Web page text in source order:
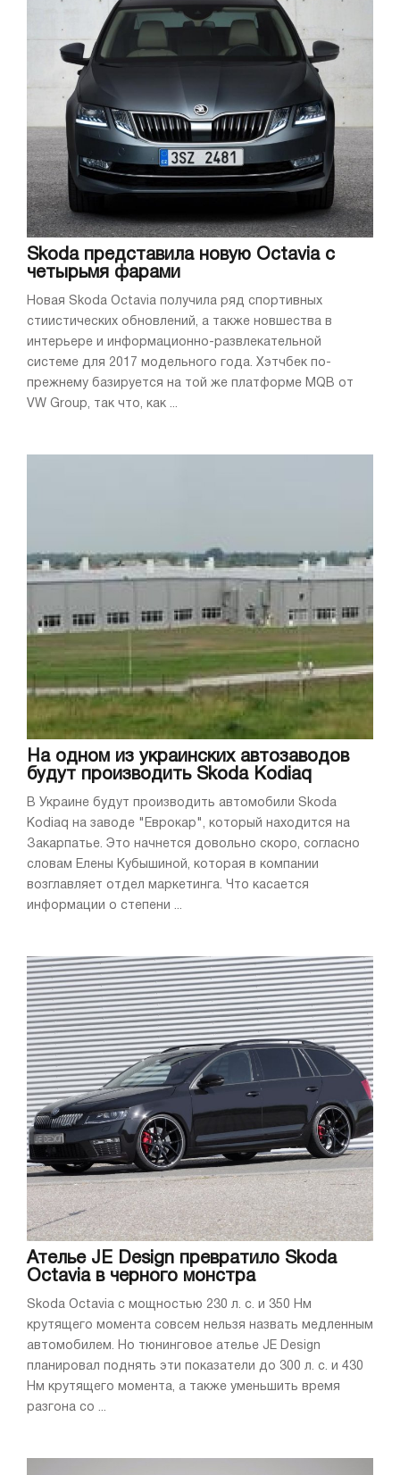
Skoda представила новую Octavia с
четырьмя фарами
Новая Skoda Octavia получила ряд спортивных
стиистических обновлений, а также новшества в
интерьере и информационно-развлекательной
системе для 2017 модельного года. Хэтчбек по-
прежнему базируется на той же платформе MQB от
VW Group, так что, как ...
На одном из украинских автозаводов
будут производить Skoda Kodiaq
В Украине будут производить автомобили Skoda
Kodiaq на заводе "Еврокар", который находится на
Закарпатье. Это начнется довольно скоро, согласно
словам Елены Кубышиной, которая в компании
возглавляет отдел маркетинга. Что касается
информации о степени ...
Ателье JE Design превратило Skoda
Octavia в черного монстра
Skoda Octavia с мощностью 230 л. с. и 350 Нм
крутящего момента совсем нельзя назвать медленным
автомобилем. Но тюнинговое ателье JE Design
планировал поднять эти показатели до 300 л. с. и 430
Нм крутящего момента, а также уменьшить время
разгона со ...